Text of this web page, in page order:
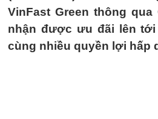
VinFast Green thông
nhận được ưu đãi lên tới
cùng nhiều quyền lợi hấp